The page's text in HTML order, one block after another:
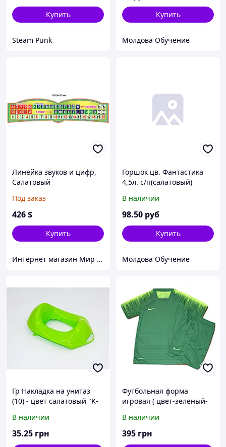
Купить
Steam Punk
Купить
Молдова Обучение
Линейка звуков и цифр,
Салатовый
Под заказ
426$
Купить
Интернет магазин Мир стендов. Товары из Украины
Горшок цв. Фантастика
4,5л. с/п(салатовый)
В наличии
98.50 руб
Купить
Молдова Обучение
Гр Накладка на унитаз
(10) - цвет салатовый "K-
В наличии
35.25 грн
Футбольная форма
игровая ( цвет-зеленый-
180-185 см)
В наличии
395 грн